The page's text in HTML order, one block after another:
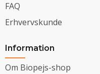
FAQ
Erhvervskunde
Information
Om Biopejs-shop